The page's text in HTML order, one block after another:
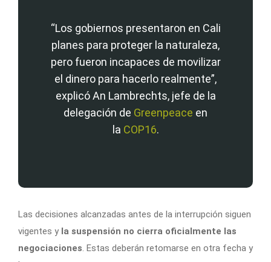
“Los gobiernos presentaron en Cali
planes para proteger la naturaleza,
pero fueron incapaces de movilizar
el dinero para hacerlo realmente”,
explicó An Lambrechts, jefe de la
delegación de Greenpeace en
la COP16.
Las decisiones alcanzadas antes de la interrupción siguen
vigentes y la suspensión no cierra oficialmente las
negociaciones. Estas deberán retomarse en otra fecha y